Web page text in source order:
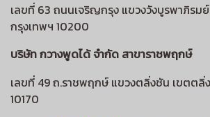
เลขที่ 63 ถนนเจริญกรุง แขวงวังบูรพาภิรม
กรุงเทพฯ 10200
บริษัท กวางพูดได้ จำกัด สาขาราชพฤกษ์
เลขที่ 49 ถ.ราชพฤกษ์ แขวงตลิ่งชัน เขตตลิ่
10170